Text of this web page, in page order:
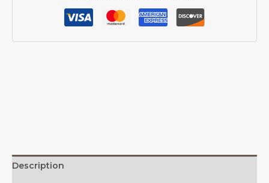
pour
femmes
Description